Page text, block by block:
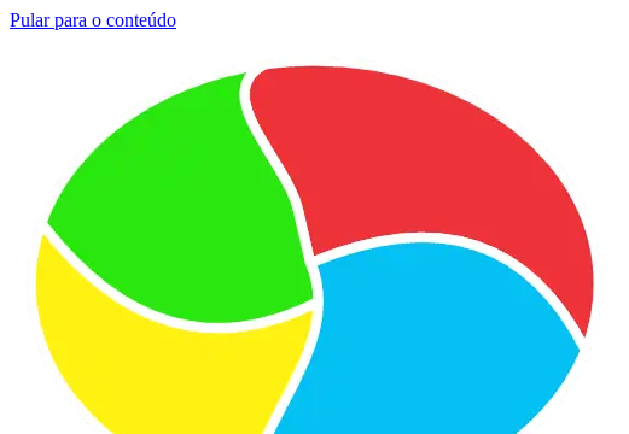
Pular para o conteúdo